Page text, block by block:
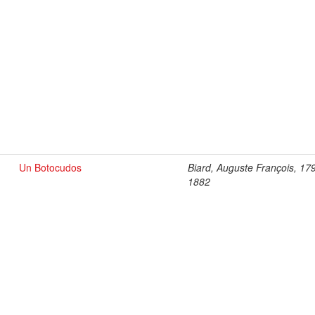
Un Botocudos
Biard, Auguste François,
1882